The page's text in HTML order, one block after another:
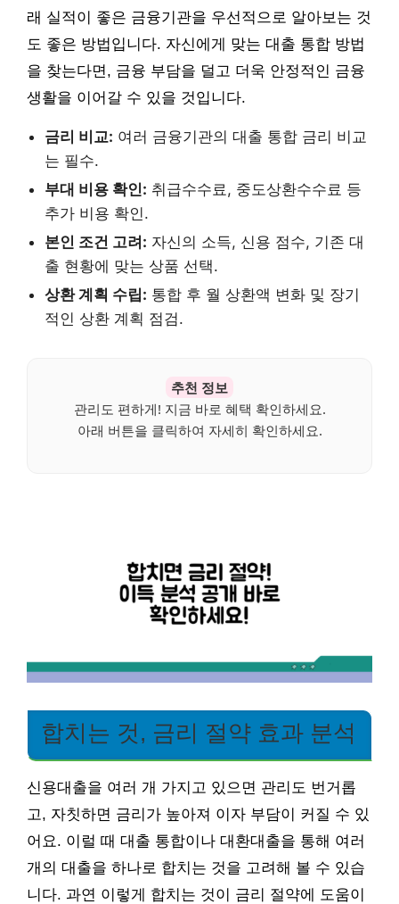
래 실적이 좋은 금융기관을 우선적으로 알아보는 것
도 좋은 방법입니다. 자신에게 맞는 대출 통합 방법
을 찾는다면, 금융 부담을 덜고 더욱 안정적인 금융
생활을 이어갈 수 있을 것입니다.
금리 비교: 여러 금융기관의 대출 통합 금리 비교
는 필수.
부대 비용 확인: 취급수수료, 중도상환수수료 등
추가 비용 확인.
본인 조건 고려: 자신의 소득, 신용 점수, 기존 대
출 현황에 맞는 상품 선택.
상환 계획 수립: 통합 후 월 상환액 변화 및 장기
적인 상환 계획 점검.
추천 정보
관리도 편하게! 지금 바로 혜택 확인하세요.
아래 버튼을 클릭하여 자세히 확인하세요.
합치는 것, 금리 절약 효과 분석
신용대출을 여러 개 가지고 있으면 관리도 번거롭
고, 자칫하면 금리가 높아져 이자 부담이 커질 수 있
어요. 이럴 때 대출 통합이나 대환대출을 통해 여러
개의 대출을 하나로 합치는 것을 고려해 볼 수 있습
니다. 과연 이렇게 합치는 것이 금리 절약에 도움이